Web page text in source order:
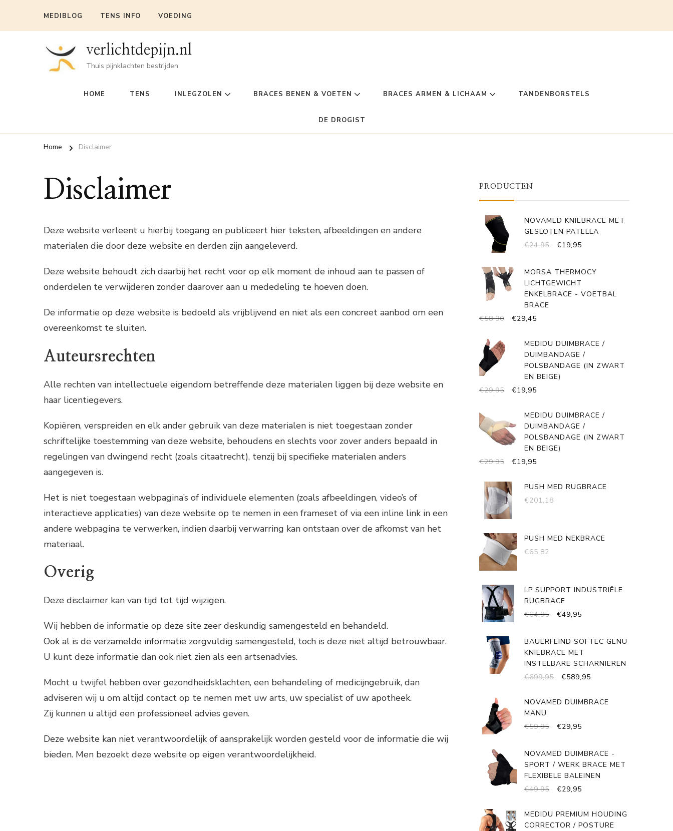
MEDIBLOG TENS INFO VOEDING
verlichtdepijn.nl
Thuis pijnklachten bestrijden
HOME TENS INLEGZOLEN BRACES BENEN & VOETEN BRACES ARMEN & LICHAAM TANDENBORSTELS
DE DROGIST
Home Disclaimer
Disclaimer
Deze website verleent u hierbij toegang en publiceert hier teksten, afbeeldingen en andere
materialen die door deze website en derden zijn aangeleverd.
Deze website behoudt zich daarbij het recht voor op elk moment de inhoud aan te passen of
onderdelen te verwijderen zonder daarover aan u mededeling te hoeven doen.
De informatie op deze website is bedoeld als vrijblijvend en niet als een concreet aanbod om een
overeenkomst te sluiten.
Auteursrechten
Alle rechten van intellectuele eigendom betreffende deze materialen liggen bij deze website en
haar licentiegevers.
Kopiëren, verspreiden en elk ander gebruik van deze materialen is niet toegestaan zonder
schriftelijke toestemming van deze website, behoudens en slechts voor zover anders bepaald in
regelingen van dwingend recht (zoals citaatrecht), tenzij bij specifieke materialen anders
aangegeven is.
Het is niet toegestaan webpagina’s of individuele elementen (zoals afbeeldingen, video’s of
interactieve applicaties) van deze website op te nemen in een frameset of via een inline link in een
andere webpagina te verwerken, indien daarbij verwarring kan ontstaan over de afkomst van het
materiaal.
Overig
Deze disclaimer kan van tijd tot tijd wijzigen.
Wij hebben de informatie op deze site zeer deskundig samengesteld en behandeld.
Ook al is de verzamelde informatie zorgvuldig samengesteld, toch is deze niet altijd betrouwbaar.
U kunt deze informatie dan ook niet zien als een artsenadvies.
Mocht u twijfel hebben over gezondheidsklachten, een behandeling of medicijngebruik, dan
adviseren wij u om altijd contact op te nemen met uw arts, uw specialist of uw apotheek.
Zij kunnen u altijd een professioneel advies geven.
Deze website kan niet verantwoordelijk of aansprakelijk worden gesteld voor de informatie die wij
bieden. Men bezoekt deze website op eigen verantwoordelijkheid.
PRODUCTEN
NOVAMED KNIEBRACE MET
GESLOTEN PATELLA
€24,95
OORSPRONKELIJKE
€24,95.
€19,95
€19,95.
MORSA THERMOCY
LICHTGEWICHT
ENKELBRACE - VOETBAL
BRACE
€58,90
OORSPRONKELIJKE
WAS:
€58,90.
€29,45
IS:
€29,45.
MEDIDU DUIMBRACE /
DUIMBANDAGE /
POLSBANDAGE (IN ZWART
EN BEIGE)
€29,95
OORSPRONKELIJKE
WAS:
€29,95.
€19,95
IS:
€19,95.
MEDIDU DUIMBRACE /
DUIMBANDAGE /
POLSBANDAGE (IN ZWART
EN BEIGE)
€29,95
OORSPRONKELIJKE
WAS:
€29,95.
€19,95
IS:
PUSH MED RUGBRACE
€201,18
PUSH MED NEKBRACE
€65,82
LP SUPPORT INDUSTRIËLE
RUGBRACE
€64,95
OORSPRONKELIJKE
€64,95.
€49,95
€49,95.
BAUERFEIND SOFTEC GENU
KNIEBRACE MET
INSTELBARE SCHARNIEREN
€699,95
OORSPRONKELIJKE
WAS:
€589,95
IS:
NOVAMED DUIMBRACE
MANU
€59,95
OORSPRONKELIJKE
€59,95.
€29,95
€29,95.
NOVAMED DUIMBRACE -
SPORT / WERK BRACE MET
FLEXIBELE BALEINEN
€49,95
OORSPRONKELIJKE
WAS:
€49,95.
€29,95
IS:
€29,95.
MEDIDU PREMIUM HOUDING
CORRECTOR / POSTURE